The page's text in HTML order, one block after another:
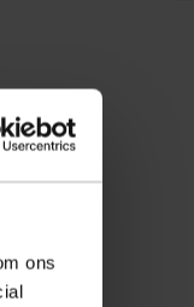
ons